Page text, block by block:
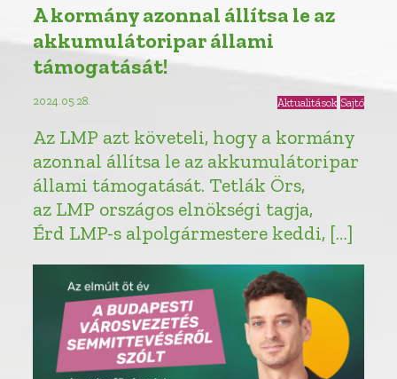
A kormány azonnal állítsa le az
akkumulátoripar állami
támogatását!
2024.05.28. Aktualitások Sajtó
Az LMP azt követeli, hogy a kormány
azonnal állítsa le az akkumulátoripar
állami támogatását. Tetlák Örs,
az LMP országos elnökségi tagja,
Érd LMP-s alpolgármestere keddi, […]